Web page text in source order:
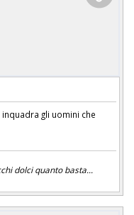
gli uomini che
dolci quanto basta...